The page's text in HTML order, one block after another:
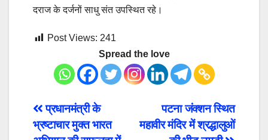
दराज के दर्जनों साधु संत उपस्थित रहे।
Post Views: 241
Spread the love
Post
पटना जंक्शन स्थित
महावीर मंदिर में श्रद्धालुओं
प्रधानमंत्री के
भ्रष्टाचार मुक्त भारत